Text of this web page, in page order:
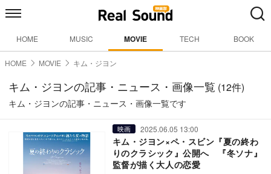
HOME MUSIC MOVIE TECH BOOK
HOME MOVIE キム・ジヨン
キム・ジヨンの記事・ニュース・画像一覧 (12件)
キム・ジヨンの記事・ニュース・画像一覧です
映画 2025.06.05 13:00
キム・ジヨン×ペ・スビン『夏の終わ
りのクラシック』公開へ 『冬ソナ』
監督が描く大人の恋愛